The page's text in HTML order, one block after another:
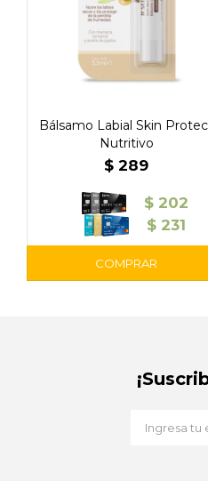
Bálsamo Labial Skin
Nutritivo
$ 289
$ 202
$ 231